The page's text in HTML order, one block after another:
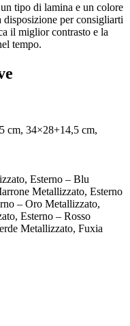
tipo di lamina e un colore
per consigliarti
il miglior contrasto e la
tempo.
cm, 34×28+14,5 cm,
Esterno – Blu
Metallizzato, Esterno
– Oro Metallizzato,
Esterno – Rosso
Metallizzato, Fuxia